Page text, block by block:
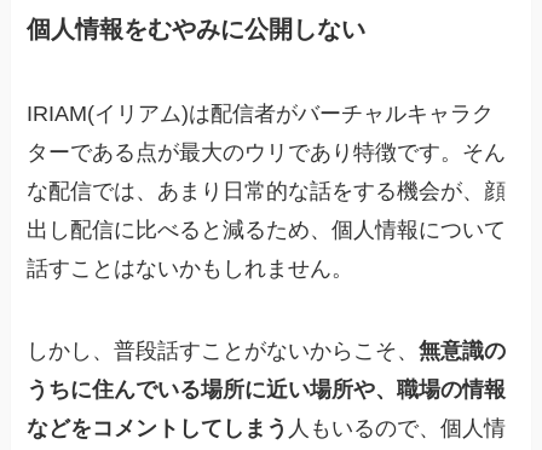
個人情報をむやみに公開しない
IRIAM(イリアム)は配信者がバーチャルキャラク
ターである点が最大のウリであり特徴です。そん
な配信では、あまり日常的な話をする機会が、顔
出し配信に比べると減るため、個人情報について
話すことはないかもしれません。
しかし、普段話すことがないからこそ、無意識の
うちに住んでいる場所に近い場所や、職場の情報
などをコメントしてしまう 人もいるので、個人情